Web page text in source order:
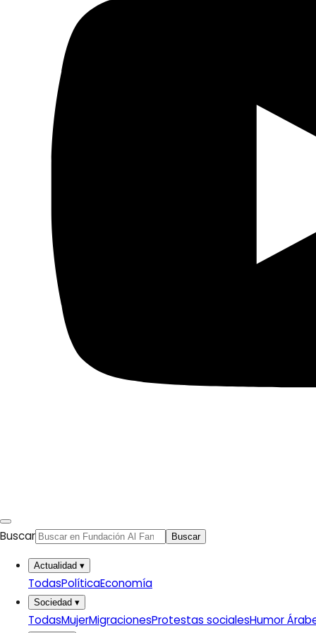
Buscar Buscar
Actualidad ▾
TodasPolíticaEconomía
Sociedad ▾
TodasMujerMigracionesProtestas socialesHumor
Fundación Al Fanar acerca la realidad social, política y
cultural del mundo árabe a través de publicaciones,
proyectos, análisis y actividades.